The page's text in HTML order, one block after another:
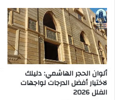
ا
ت
و
أ
س
ع
ا
ر
ا
ش
م
ي
؟
|
0
1
ألوان الحجر الهاشمي: دليلك
لاختيار أفضل الدرجات لواجهات
الفلل 2026